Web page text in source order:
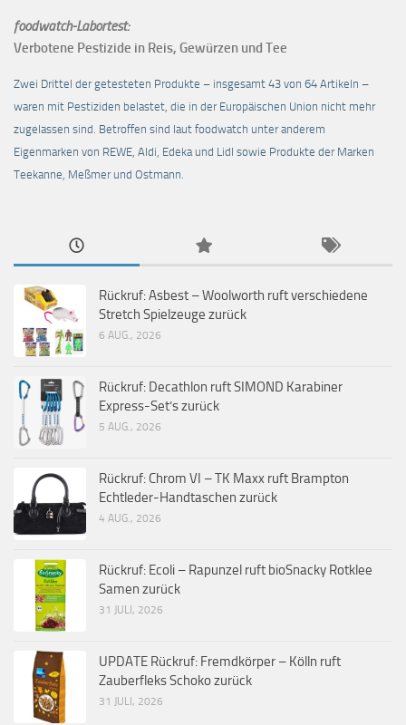
foodwatch-Labortest:
Verbotene Pestizide in Reis, Gewürzen und Tee
Zwei Drittel der getesteten Produkte – insgesamt 43 von 64 Artikeln –
waren mit Pestiziden belastet, die in der Europäischen Union nicht mehr
zugelassen sind. Betroffen sind laut foodwatch unter anderem
Eigenmarken von REWE, Aldi, Edeka und Lidl sowie Produkte der Marken
Teekanne, Meßmer und Ostmann.
Rückruf: Asbest – Woolworth ruft verschiedene
Stretch Spielzeuge zurück
6 AUG., 2026
Rückruf: Decathlon ruft SIMOND Karabiner
Express-Set’s zurück
5 AUG., 2026
Rückruf: Chrom VI – TK Maxx ruft Brampton
Echtleder-Handtaschen zurück
4 AUG., 2026
Rückruf: Ecoli – Rapunzel ruft bioSnacky Rotklee
Samen zurück
31 JULI, 2026
UPDATE Rückruf: Fremdkörper – Kölln ruft
Zauberfleks Schoko zurück
31 JULI, 2026